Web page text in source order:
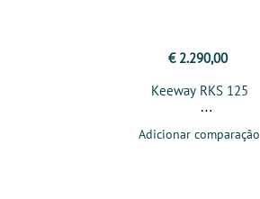
€ 2.290,00
Keeway RKS 125
Adicionar comparação